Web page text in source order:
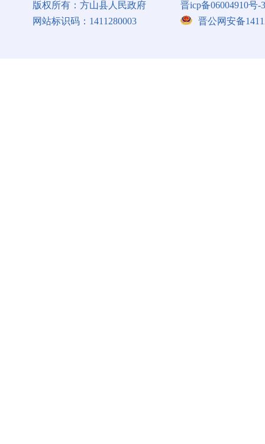
版权所有：方山县人民政府
晋icp备06004910号-
网站标识码：1411280003
晋公网安备